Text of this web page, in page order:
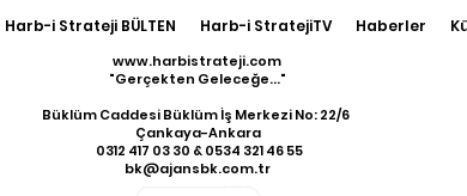
Harb-i Strateji BÜLTEN Harb-i StratejiTV Haberler
www.harbistrateji.com
"Gerçekten Geleceğe..."
Büklüm Caddesi Büklüm İş Merkezi No: 22/6
Çankaya-Ankara
​ 0312 417 03 30 & 0534 321 46 55
bk@ajansbk.com.tr